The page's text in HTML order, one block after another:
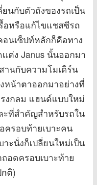
ยนกับตัวถังของรถเป็น
อหรือแก้ไขแชสซีรถ
นเซ็ปท์หลักก็คือทาง
ต่ง Janus นั้นออกมา
านกับความโมเดิร์น
หน้าตาออกมาอย่างที่
งกลม แฮนด์แบบใหม่
ะที่สำคัญสำหรับรถใน
ครอบท้ายเบาะคน
ะนั่งก็เปลี่ยนใหม่เป็น
อดครอบเบาะท้าย
ติ)